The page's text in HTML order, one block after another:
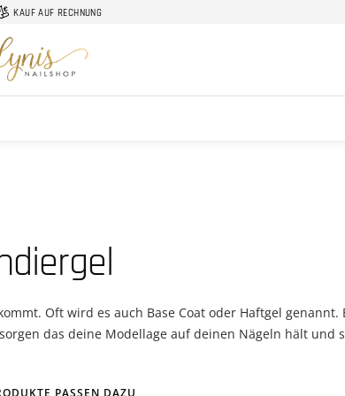
KAUF AUF RECHNUNG
Oft wird es auch Base Coat oder Haftgel
das deine Modellage auf deinen Nägeln hält und